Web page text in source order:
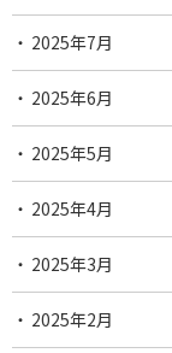
2025年7月
2025年6月
2025年5月
2025年4月
2025年3月
2025年2月